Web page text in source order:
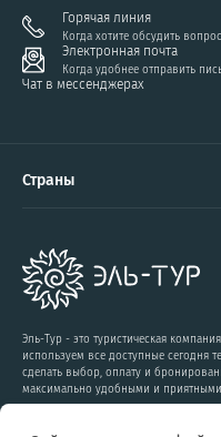
Горячая линия
Когда хотите обсудить
Электронная почта
Когда удобнее отправить
Чат в мессенджерах
Эль-Тур - это туристическая
используем все доступные сегодня
сделать выбор, оплату и
максимально удобными и
Страны